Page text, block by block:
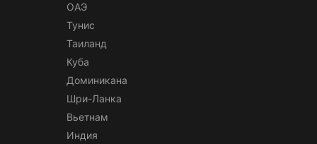
ОАЭ
Тунис
Таиланд
Куба
Доминикана
Шри-Ланка
Вьетнам
Индия